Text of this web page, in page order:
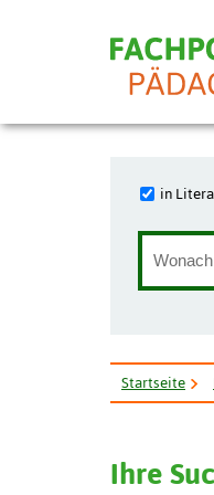
in
Startseite
Ihre